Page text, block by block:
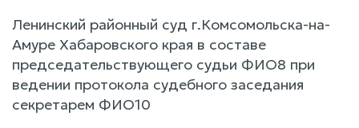
Ленинский районный суд г.Комсомольска-на-
Амуре Хабаровского края в составе
председательствующего судьи ФИО8 при
ведении протокола судебного заседания
секретарем ФИО10